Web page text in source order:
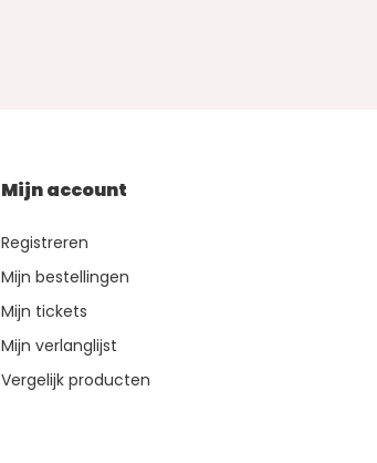
Mijn account
Registreren
Mijn bestellingen
Mijn tickets
Mijn verlanglijst
Vergelijk producten